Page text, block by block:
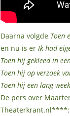
Daarna volgde Toen
en nu is er Ik had
Toen hij gekleed in
Toen hij op verzoek
Toen hij een lang
De pers over
Theaterkrant.nl****: